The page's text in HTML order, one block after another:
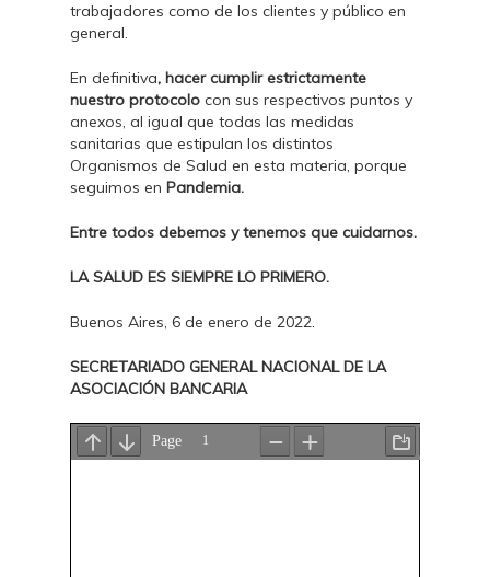
trabajadores como de los clientes y público en
general.
En definitiva, hacer cumplir estrictamente
nuestro protocolo con sus respectivos puntos y
anexos, al igual que todas las medidas
sanitarias que estipulan los distintos
Organismos de Salud en esta materia, porque
seguimos en Pandemia.
Entre todos debemos y tenemos que cuidarnos.
LA SALUD ES SIEMPRE LO PRIMERO.
Buenos Aires, 6 de enero de 2022.
SECRETARIADO GENERAL NACIONAL DE LA
ASOCIACIÓN BANCARIA